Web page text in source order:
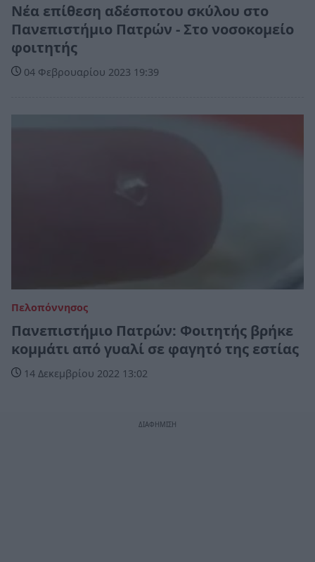
Νέα επίθεση αδέσποτου σκύλου στο
Πανεπιστήμιο Πατρών - Στο νοσοκομείο
φοιτητής
04 Φεβρουαρίου 2023 19:39
Πελοπόννησος
Πανεπιστήμιο Πατρών: Φοιτητής βρήκε
κομμάτι από γυαλί σε φαγητό της εστίας
14 Δεκεμβρίου 2022 13:02